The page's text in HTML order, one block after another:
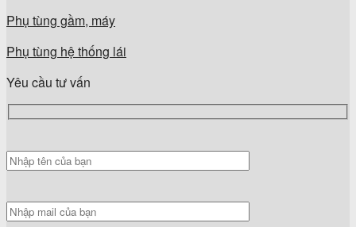
Phụ tùng gầm, máy
Phụ tùng hệ thống lái
Yêu cầu tư vấn